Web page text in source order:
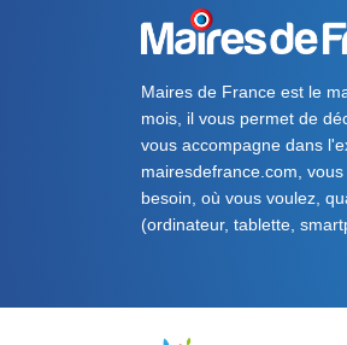
Maires de France est le
mois, il vous permet de
vous accompagne dans
mairesdefrance.com,
besoin, où vous voulez,
(ordinateur, tablette,